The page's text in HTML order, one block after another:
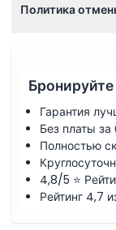
Политика
Гарантия
Без платы
Полностью
4,8/5 ⭐
Рейтинг 4,7